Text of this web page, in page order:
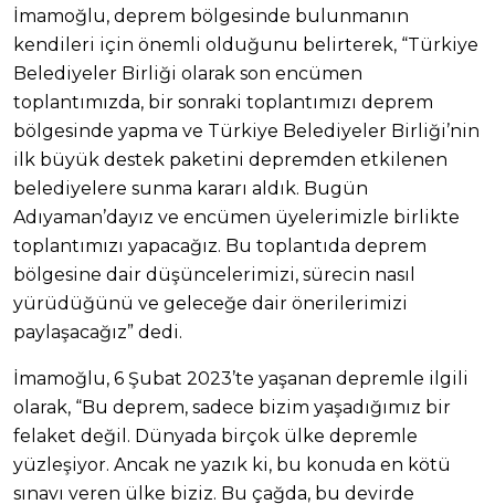
İmamoğlu, deprem bölgesinde bulunmanın
kendileri için önemli olduğunu belirterek, “Türkiye
Belediyeler Birliği olarak son encümen
toplantımızda, bir sonraki toplantımızı deprem
bölgesinde yapma ve Türkiye Belediyeler Birliği’nin
ilk büyük destek paketini depremden etkilenen
belediyelere sunma kararı aldık. Bugün
Adıyaman’dayız ve encümen üyelerimizle birlikte
toplantımızı yapacağız. Bu toplantıda deprem
bölgesine dair düşüncelerimizi, sürecin nasıl
yürüdüğünü ve geleceğe dair önerilerimizi
paylaşacağız” dedi.
İmamoğlu, 6 Şubat 2023’te yaşanan depremle ilgili
olarak, “Bu deprem, sadece bizim yaşadığımız bir
felaket değil. Dünyada birçok ülke depremle
yüzleşiyor. Ancak ne yazık ki, bu konuda en kötü
sınavı veren ülke biziz. Bu çağda, bu devirde